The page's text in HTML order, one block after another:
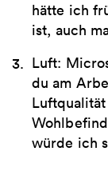
hätte ich
ist, auch
Luft:
du am
würde ich